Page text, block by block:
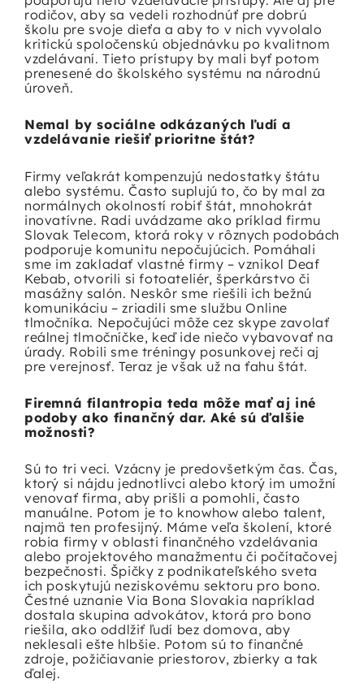
rodičov, aby sa vedeli rozhodnúť pre dobrú
školu pre svoje dieťa a aby to v nich vyvolalo
kritickú spoločenskú objednávku po kvalitnom
vzdelávaní. Tieto prístupy by mali byť potom
prenesené do školského systému na národnú
úroveň.
Nemal by sociálne odkázaných ľudí a
vzdelávanie riešiť prioritne štát?
Firmy veľakrát kompenzujú nedostatky štátu
alebo systému. Často suplujú to, čo by mal za
normálnych okolností robiť štát, mnohokrát
inovatívne. Radi uvádzame ako príklad firmu
Slovak Telecom, ktorá roky v rôznych podobách
podporuje komunitu nepočujúcich. Pomáhali
sme im zakladať vlastné firmy – vznikol Deaf
Kebab, otvorili si fotoateliér, šperkárstvo či
masážny salón. Neskôr sme riešili ich bežnú
komunikáciu – zriadili sme službu Online
tlmočníka. Nepočujúci môže cez skype zavolať
reálnej tlmočníčke, keď ide niečo vybavovať na
úrady. Robili sme tréningy posunkovej reči aj
pre verejnosť. Teraz je však už na ťahu štát.
Firemná filantropia teda môže mať aj iné
podoby ako finančný dar. Aké sú ďalšie
možnosti?
Sú to tri veci. Vzácny je predovšetkým čas. Čas,
ktorý si nájdu jednotlivci alebo ktorý im umožní
venovať firma, aby prišli a pomohli, často
manuálne. Potom je to knowhow alebo talent,
najmä ten profesijný. Máme veľa školení, ktoré
robia firmy v oblasti finančného vzdelávania
alebo projektového manažmentu či počítačovej
bezpečnosti. Špičky z podnikateľského sveta
ich poskytujú neziskovému sektoru pro bono.
Čestné uznanie Via Bona Slovakia napríklad
dostala skupina advokátov, ktorá pro bono
riešila, ako oddlžiť ľudí bez domova, aby
neklesali ešte hlbšie. Potom sú to finančné
zdroje, požičiavanie priestorov, zbierky a tak
ďalej.